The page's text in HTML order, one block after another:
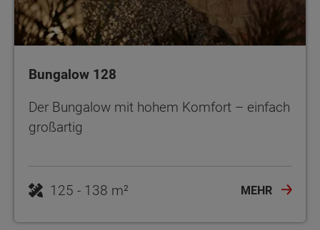
Bungalow 128
Der Bungalow mit hohem Komfort – einfach
großartig
125 - 138 m² MEHR